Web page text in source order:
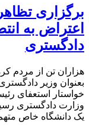
برگزاری
اعتراض به
دادگستری
هزاران تن از مردم
بعنوان وزیر
خواستار استعفای
وزارت دادگستری
یک دانشگاه خاص